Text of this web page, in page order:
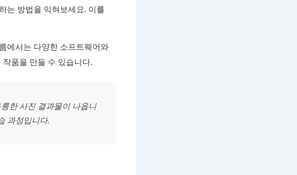
는 방법을 익혀보세요. 이를
에서는 다양한 소프트웨어와
품을 만들 수 있습니다.
한 사진 결과물이 나옵니
과정입니다.